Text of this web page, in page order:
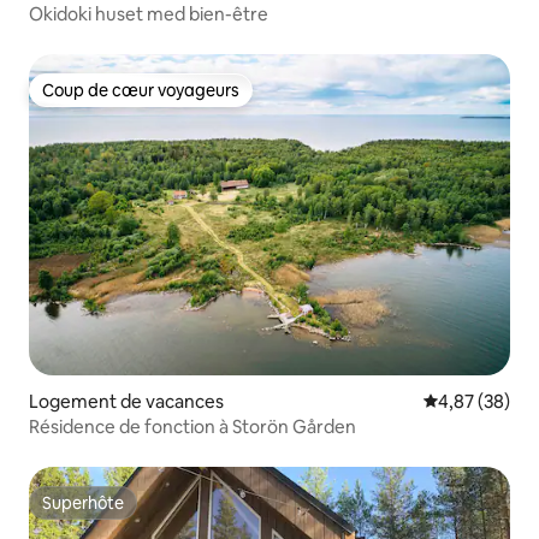
Okidoki huset med bien-être
Coup de cœur voyageurs
Coup de cœur voyageurs
Logement de vacances Évaluation
4,87 (38)
Résidence de fonction à Storön Gården
Superhôte
Superhôte